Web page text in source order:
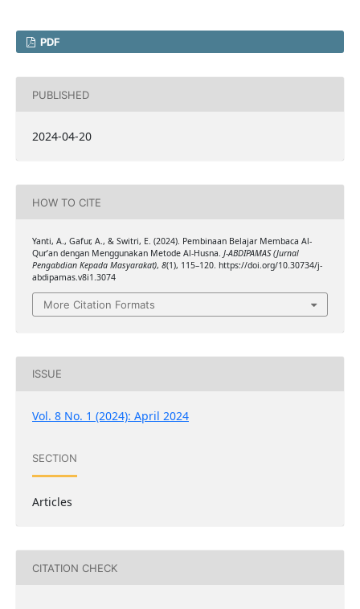
PDF
PUBLISHED
2024-04-20
HOW TO CITE
Yanti, A., Gafur, A., & Switri, E. (2024). Pembinaan Belajar Membaca Al-
Qur’an dengan Menggunakan Metode Al-Husna. J-ABDIPAMAS (Jurnal
Pengabdian Kepada Masyarakat), 8(1), 115–120. https://doi.org/10.30734/j-
abdipamas.v8i1.3074
More Citation Formats
ISSUE
Vol. 8 No. 1 (2024): April 2024
SECTION
Articles
CITATION CHECK